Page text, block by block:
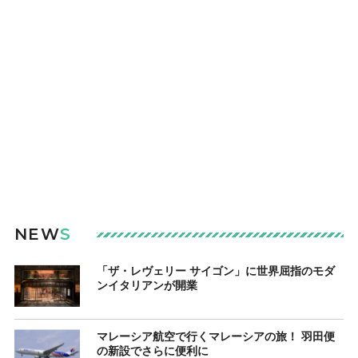
NEWS
「ザ・レヴェリー サイゴン」に世界屈指のモダ
ンイタリアンが開業
マレーシア航空で行くマレーシアの旅！ 羽田便
の新設でさらに便利に